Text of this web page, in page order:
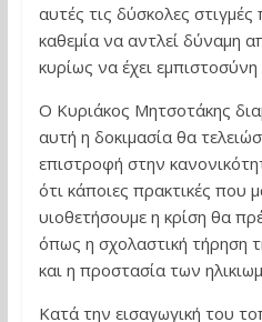
αυτές τις δύσκολες στιγμές
καθεμία να αντλεί δύναμη
κυρίως να έχει
Ο Κυριάκος Μητσοτάκης
αυτή η δοκιμασία θα
επιστροφή στην
ότι κάποιες πρακτικές που
υιοθετήσουμε η κρίση θα
όπως η σχολαστική τήρηση
και η προστασία των
Κατά την εισαγωγική του